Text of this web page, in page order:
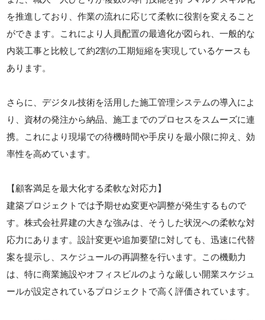
を推進しており、作業の流れに応じて柔軟に役割を変えること
ができます。これにより人員配置の最適化が図られ、一般的な
内装工事と比較して約2割の工期短縮を実現しているケースも
あります。
さらに、デジタル技術を活用した施工管理システムの導入によ
り、資材の発注から納品、施工までのプロセスをスムーズに連
携。これにより現場での待機時間や手戻りを最小限に抑え、効
率性を高めています。
【顧客満足を最大化する柔軟な対応力】
建築プロジェクトでは予期せぬ変更や調整が発生するもので
す。株式会社昇建の大きな強みは、そうした状況への柔軟な対
応力にあります。設計変更や追加要望に対しても、迅速に代替
案を提示し、スケジュールの再調整を行います。この機動力
は、特に商業施設やオフィスビルのような厳しい開業スケジュ
ールが設定されているプロジェクトで高く評価されています。